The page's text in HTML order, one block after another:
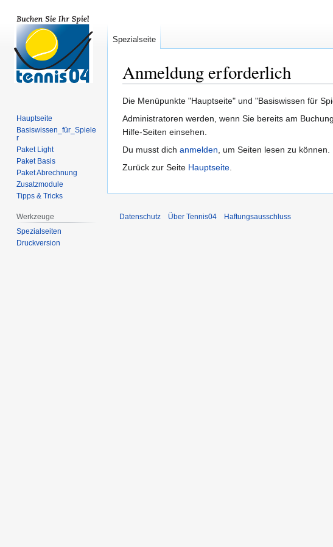
Anmeldung erforderlich
Zur
Navigation
springen
Zur
Suche
springen
Die Menüpunkte "Hauptseite" und "Basiswissen für
Administratoren werden, wenn Sie bereits am
Hilfe-Seiten einsehen.
Du musst dich anmelden, um Seiten lesen zu können.
Zurück zur Seite Hauptseite.
Spezialseite
Hauptseite
Basiswissen_für_Spiele
r
Paket Light
Paket Basis
Paket Abrechnung
Zusatzmodule
Tipps & Tricks
Werkzeuge
Spezialseiten
Druckversion
Datenschutz Über Tennis04 Haftungsausschluss